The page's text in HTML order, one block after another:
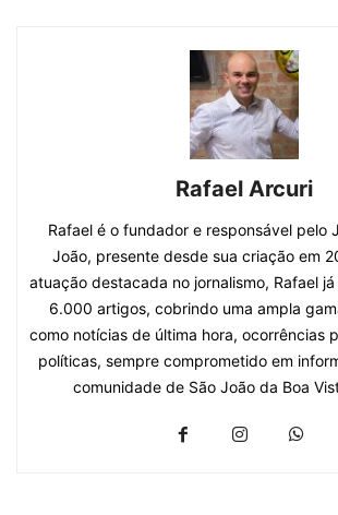
Rafael Arcuri
Rafael é o fundador e responsável pelo
João, presente desde sua criação em
atuação destacada no jornalismo, Rafael
6.000 artigos, cobrindo uma ampla
como notícias de última hora, ocorrências
políticas, sempre comprometido em
comunidade de São João da Boa